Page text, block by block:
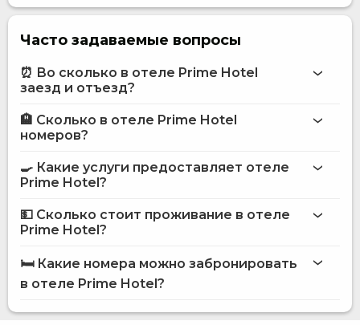
Часто задаваемые вопросы
⏰ Во сколько в отеле Prime Hotel
заезд и отъезд?
Больше информации про Отель Prime Hotel
🏨 Сколько в отеле Prime Hotel
номеров?
🍳 Какие услуги предоставляет отеле
Prime Hotel?
Интернет
Терминал для оплаты картой
Доставка еды и напитков в номер
Кофейня на территории
Ежедневная уборка номера
💵 Сколько стоит проживание в отеле
Prime Hotel?
на сайте Hotels24.ua
🛏️ Какие номера можно забронировать
в отеле Prime Hotel?
Стандарт двухместный